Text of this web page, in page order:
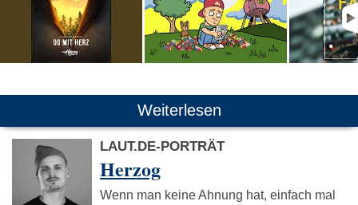
Weiterlesen
LAUT.DE-PORTRÄT
Herzog
Wenn man keine Ahnung hat, einfach mal